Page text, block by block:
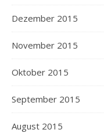
Dezember 2015
November 2015
Oktober 2015
September 2015
August 2015